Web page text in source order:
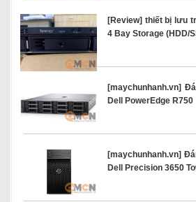
[Review] thiết bị lưu
4 Bay Storage (HDD/
[maychunhanh.vn]
Dell PowerEdge R750
[maychunhanh.vn]
Dell Precision 3650